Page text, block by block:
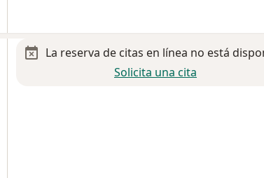
La reserva de citas en línea no está
Solicita una cita